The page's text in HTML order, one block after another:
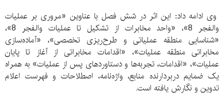
وی ادامه داد: این اثر در شش فصل با عناوین «مروری بر عملیات
والفجر 8»، «واحد مخابرات از تشکیل تا عملیات والفجر 8»،
«شناسایی منطقه عملیاتی و طرح‌ریزی تخصصی»، «آماده‌سازی
مخابراتی منطقه عملیات»، «اقدامات مخابراتی از آغاز تا پایان
عملیات»، «اقدامات، تجربه‌ها و دستاوردهای پس از عملیات» به همراه
یک ضمایم دربردارنده منابع، واژه‌نامه، اصطلاحات و فهرست اعلام
تدوین و نگارش یافته است.